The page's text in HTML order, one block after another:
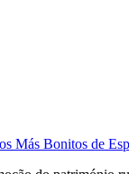
Más Bonitos de